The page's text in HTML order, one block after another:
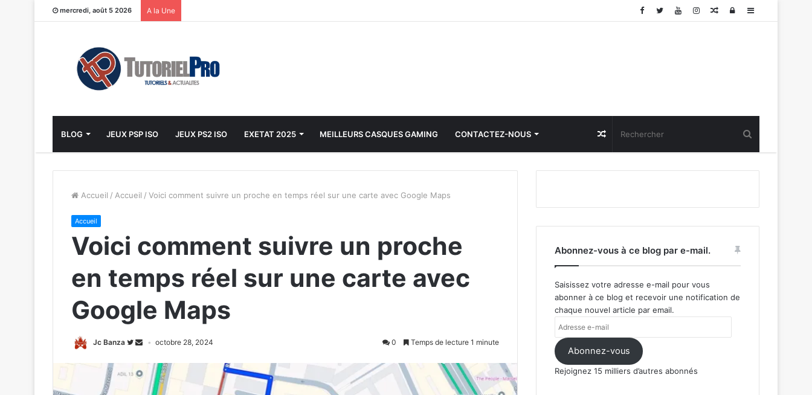
mercredi, août 5 2026 A la Une Sidebar
Connexion
Article
BLOG JEUX PSP ISO JEUX PS2 ISO EXETAT 2025 MEILLEURS CASQUES GAMING CONTACTEZ-NOUS Article
Aléatoire
Accueil / Accueil / Voici comment suivre un proche en temps réel sur une carte avec Google Maps
Accueil
Voici comment suivre un proche
en temps réel sur une carte avec
Google Maps
Jc Banza octobre 28, 2024 0 Temps de lecture 1 minute
Abonnez-vous à ce blog par e-mail.
Saisissez votre adresse e-mail pour vous
abonner à ce blog et recevoir une notification de
chaque nouvel article par email.
Adresse
e-
mail Abonnez-vous
Rejoignez 15 milliers d’autres abonnés